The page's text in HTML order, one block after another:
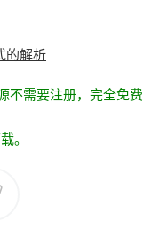
的解析
不需要注册，完全免费
。